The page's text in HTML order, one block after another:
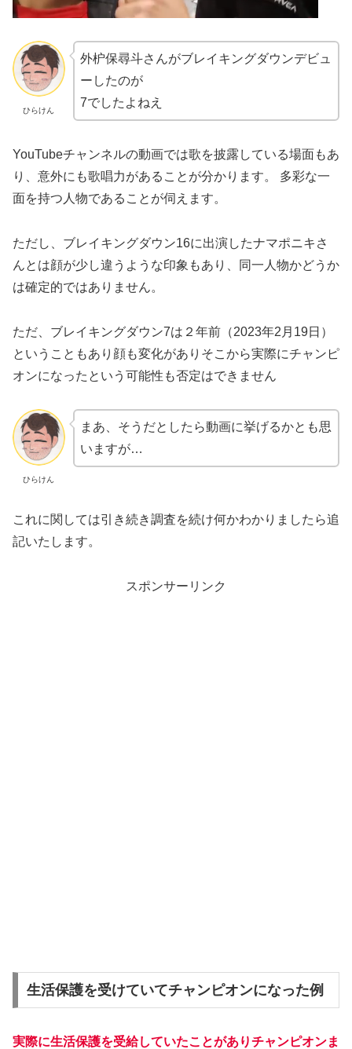
ひらけん
外枦保尋斗さんがブレイキングダウンデビュ
ーしたのが
7でしたよねえ
YouTubeチャンネルの動画では歌を披露している場面もあ
り、意外にも歌唱力があることが分かります。 多彩な一
面を持つ人物であることが伺えます。
ただし、ブレイキングダウン16に出演したナマポニキさ
んとは顔が少し違うような印象もあり、同一人物かどうか
は確定的ではありません。
ただ、ブレイキングダウン7は２年前（2023年2月19日）
ということもあり顔も変化がありそこから実際にチャンピ
オンになったという可能性も否定はできません
ひらけん
まあ、そうだとしたら動画に挙げるかとも思
いますが…
これに関しては引き続き調査を続け何かわかりましたら追
記いたします。
スポンサーリンク
生活保護を受けていてチャンピオンになった例
実際に生活保護を受給していたことがありチャンピオンま